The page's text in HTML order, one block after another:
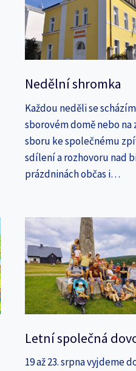
Nedělní shromka
Každou neděli se
sborovém domě nebo na
sboru ke společnému
sdílení a rozhovoru nad
prázdninách občas i…
Letní společná
19 až 23. srpna vyjdeme